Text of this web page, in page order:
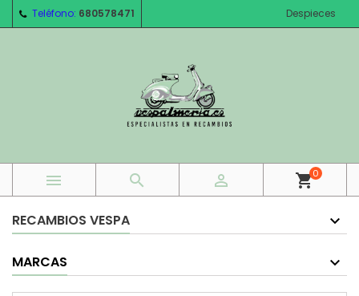
Teléfono: 680578471 Despieces
   shopping_cart0
RECAMBIOS VESPA
MARCAS